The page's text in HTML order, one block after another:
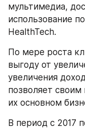
мультимедиа,
использование
HealthTech.
По мере роста
выгоду от
увеличения
позволяет своим
их основном
В период с 2017